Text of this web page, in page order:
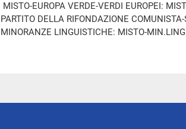
MISTO-EUROPA VERDE-VERDI EUROPEI:
PARTITO DELLA RIFONDAZIONE
MINORANZE LINGUISTICHE: MISTO-